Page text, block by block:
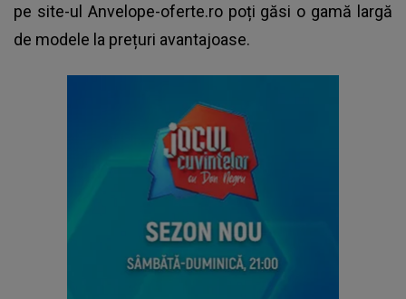
pe site-ul Anvelope-oferte.ro poți găsi o gamă largă
de modele la prețuri avantajoase.